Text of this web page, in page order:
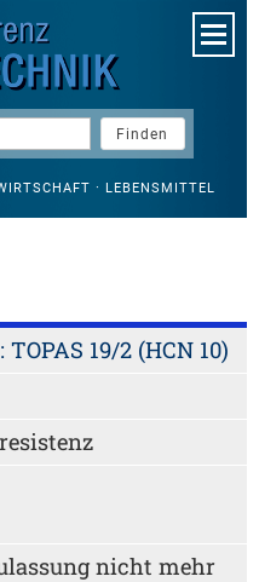
· LEBENSMITTEL
19/2 (HCN 10)
nicht mehr